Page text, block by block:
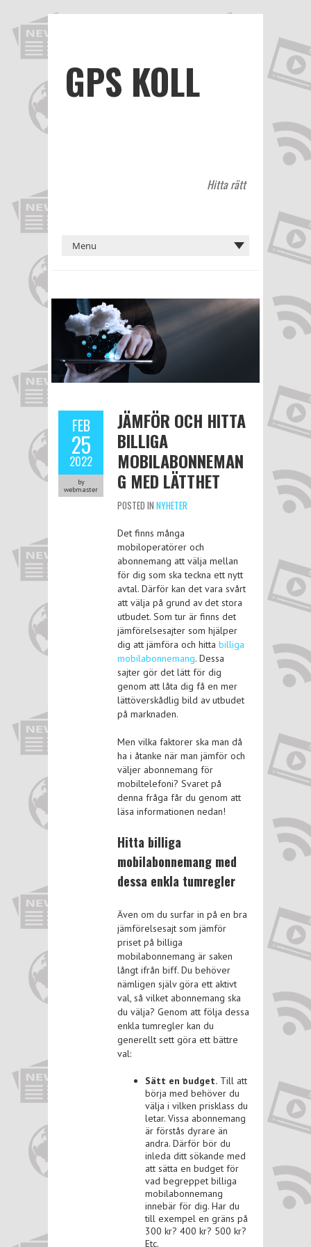
GPS KOLL
Hitta rätt
FEB
25
2022
by
webmaster
JÄMFÖR OCH HITTA
BILLIGA
MOBILABONNEMAN
G MED LÄTTHET
POSTED IN NYHETER
Det finns många
mobiloperatörer och
abonnemang att välja mellan
för dig som ska teckna ett nytt
avtal. Därför kan det vara svårt
att välja på grund av det stora
utbudet. Som tur är finns det
jämförelsesajter som hjälper
dig att jämföra och hitta billiga
mobilabonnemang. Dessa
sajter gör det lätt för dig
genom att låta dig få en mer
lättöverskådlig bild av utbudet
på marknaden.
Men vilka faktorer ska man då
ha i åtanke när man jämför och
väljer abonnemang för
mobiltelefoni? Svaret på
denna fråga får du genom att
läsa informationen nedan!
Hitta billiga
mobilabonnemang med
dessa enkla tumregler
Även om du surfar in på en bra
jämförelsesajt som jämför
priset på billiga
mobilabonnemang är saken
långt ifrån biff. Du behöver
nämligen själv göra ett aktivt
val, så vilket abonnemang ska
du välja? Genom att följa dessa
enkla tumregler kan du
generellt sett göra ett bättre
val:
Sätt en budget. Till att
börja med behöver du
välja i vilken prisklass du
letar. Vissa abonnemang
är förstås dyrare än
andra. Därför bör du
inleda ditt sökande med
att sätta en budget för
vad begreppet billiga
mobilabonnemang
innebär för dig. Har du
till exempel en gräns på
300 kr? 400 kr? 500 kr?
Etc.